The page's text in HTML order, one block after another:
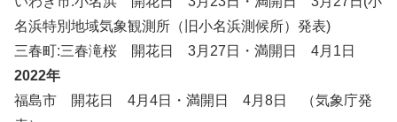
名浜特別地域気象観測所（旧小名浜測候所）発表)
三春町:三春滝桜 開花日 3月27日・満開日 4月1日
2022年
福島市 開花日 4月4日・満開日 4月8日 （気象庁発